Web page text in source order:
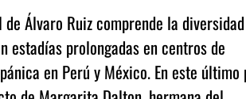
Álvaro Ruiz comprende la
estadías prolongadas en centros de
en Perú y México. En este